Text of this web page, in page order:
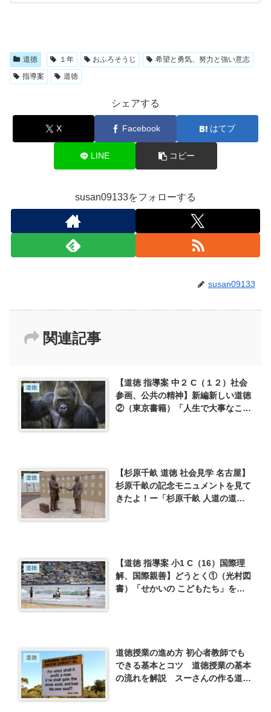
道徳 １年 おふろそうじ
希望と勇気、努力と強い意志
指導案
道徳
シェアする
X Facebook はてブ
LINE コピー
susan09133をフォローする
susan09133
関連記事
道徳
【道徳 指導案 中２ C（１２）社会
参画、公共の精神】新編新しい道徳
②（東京書籍）「人生で大事なこと
道徳
【杉原千畝 道徳 社会見学 名古屋】
杉原千畝の記念モニュメントを見て
きたよ！ー「杉原千畝 人道の道」
道徳
【道徳 指導案 小1 C（16）国際理
解、国際親善】どうとく①（光村図
書）「せかいの こどもたち」を使
道徳
道徳授業の進め方 初心者教師でも
できる基本とコツ 道徳授業の基本
の流れを解説 スーさんの作る道徳